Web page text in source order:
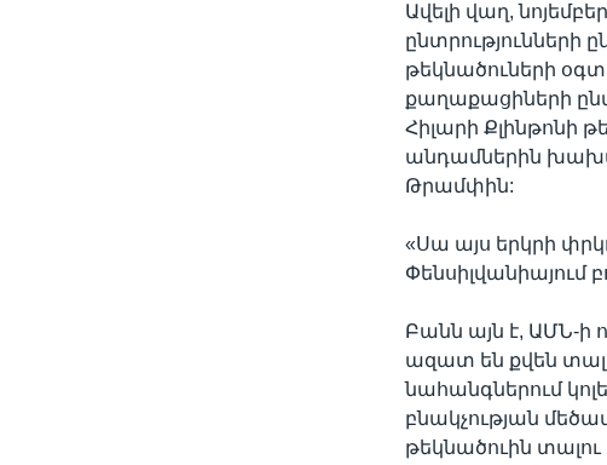
Ավելի վաղ,
ընտրությունների
թեկնածուների
քաղաքացիների
Հիլարի Քլինթոնի
անդամներին
Թրամփին:
«Սա այս երկրի
Փենսիլվանիայում
Բանն այն է, ԱՄՆ-ի
ազատ են քվեն տալ
նահանգներում
բնակչության
թեկնածուին